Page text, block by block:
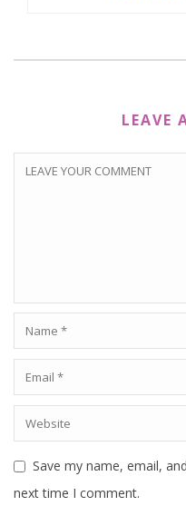
LEAVE
Save my name, email,
next time I comment.